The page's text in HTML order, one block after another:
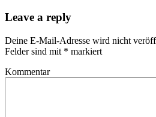
Leave a reply
Deine E-Mail-Adresse wird nicht
Felder sind mit * markiert
Kommentar